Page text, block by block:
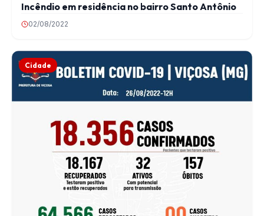
Incêndio em residência no bairro Santo Antônio
02/08/2022
Cidade